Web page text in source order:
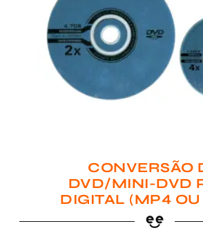
CONVERSÃO
DVD/MINI-DVD
DIGITAL (MP4